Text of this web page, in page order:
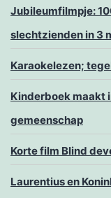
Jubileumfilmpje:
slechtzienden in 3
Karaokelezen;
Kinderboek maakt
gemeenschap
Korte film Blind
Laurentius en